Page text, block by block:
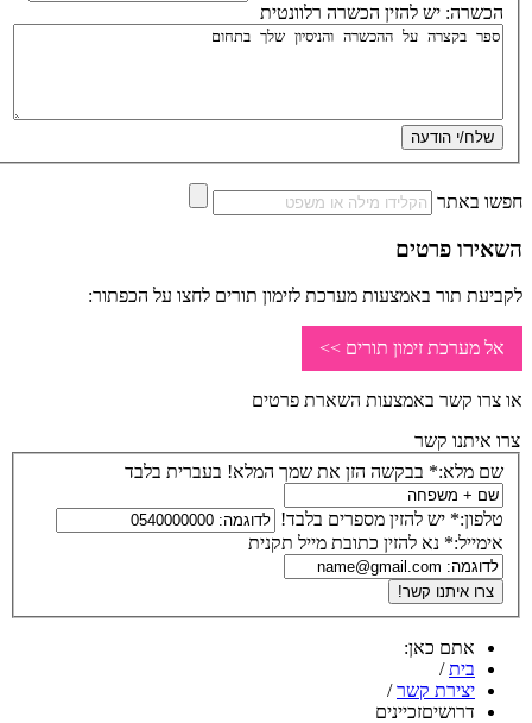
הכשרה: יש להזין הכשרה רלוונטית
חפשו באתר
השאירו פרטים
לקביעת תור באמצעות מערכת לזימון תורים לחצו על הכפתור:
אל מערכת זימון תורים >>
או צרו קשר באמצעות השארת פרטים
צרו איתנו קשר
שם מלא:* בבקשה הזן את שמך המלא! בעברית בלבד
טלפון:* יש להזין מספרים בלבד!
אימייל:* נא להזין כתובת מייל תקנית
אתם כאן:
בית /
יצירת קשר /
דרושיםזכיינים